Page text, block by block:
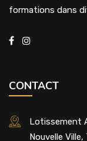
formations dans
CONTACT
Lotissement
Nouvelle Ville,